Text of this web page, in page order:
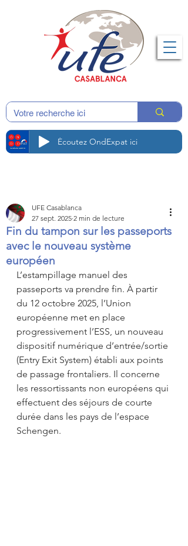
Écoutez OndExpat ici
Fin du tampon sur les passeports
avec le nouveau système
européen
UFE Casablanca
27 sept. 2025 2 min de lecture
L’estampillage manuel des
passeports va prendre fin. À partir
du 12 octobre 2025, l’Union
européenne met en place
progressivement l’ESS, un nouveau
dispositif numérique d’entrée/sortie
(Entry Exit System) établi aux points
de passage frontaliers. Il concerne
les ressortissants non européens qui
effectuent des séjours de courte
durée dans les pays de l’espace
Schengen.